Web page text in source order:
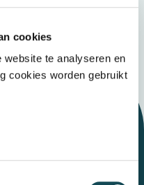
cookies
te analyseren en
cookies worden gebruikt